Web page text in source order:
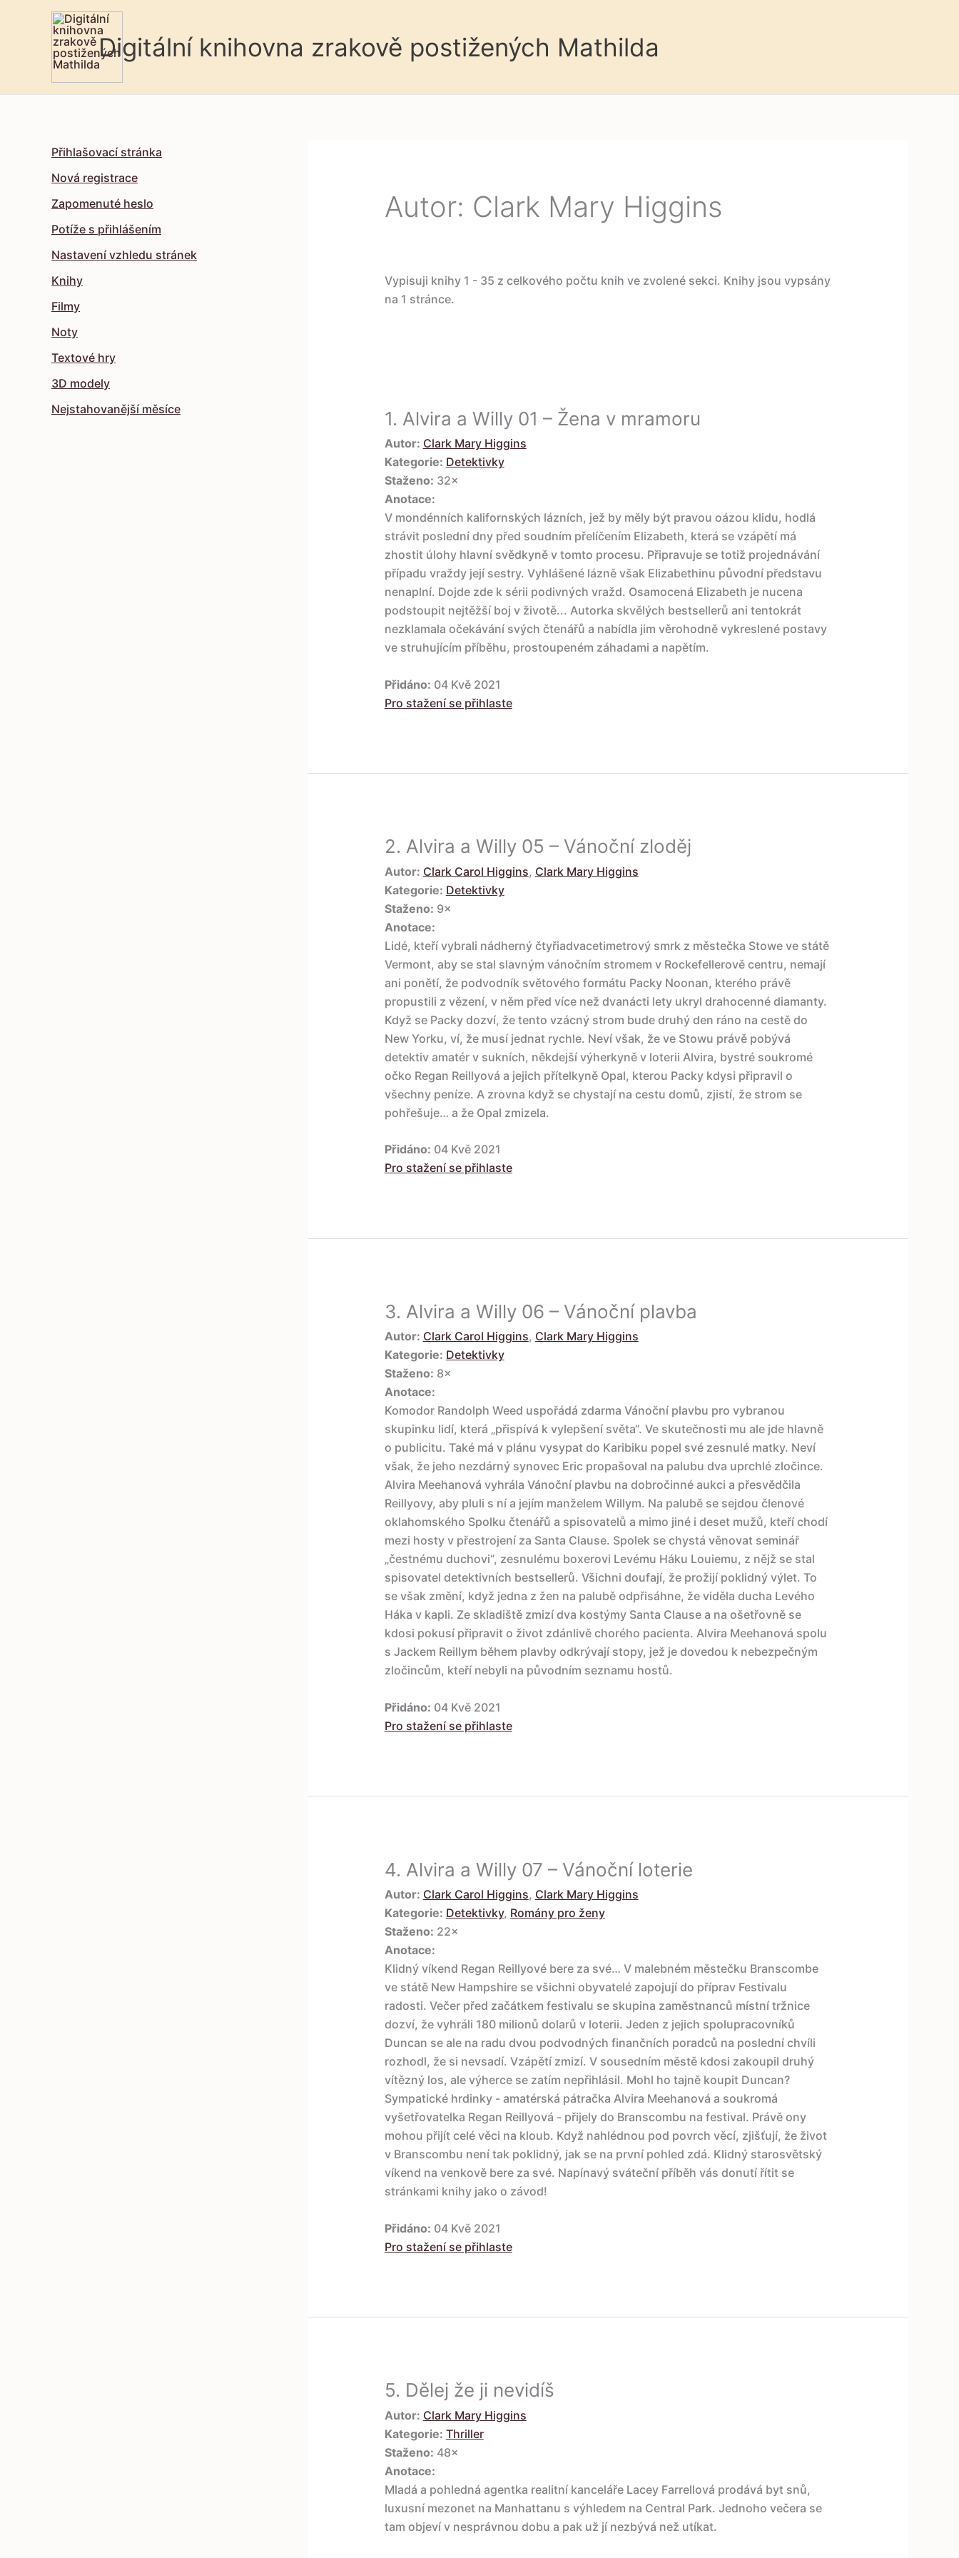
Digitální knihovna zrakově postižených Mathilda
Přihlašovací stránka
Nová registrace
Zapomenuté heslo
Potíže s přihlášením
Nastavení vzhledu stránek
Knihy
Filmy
Noty
Textové hry
3D modely
Nejstahovanější měsíce
Autor: Clark Mary Higgins
Vypisuji knihy 1 - 35 z celkového počtu knih ve zvolené sekci. Knihy jsou vypsány
na 1 stránce.
1. Alvira a Willy 01 – Žena v mramoru
Autor: Clark Mary Higgins
Kategorie: Detektivky
Staženo: 32×
Anotace:
V mondénních kalifornských lázních, jež by měly být pravou oázou klidu, hodlá
strávit poslední dny před soudním přelíčením Elizabeth, která se vzápětí má
zhostit úlohy hlavní svědkyně v tomto procesu. Připravuje se totiž projednávání
případu vraždy její sestry. Vyhlášené lázně však Elizabethinu původní představu
nenaplní. Dojde zde k sérii podivných vražd. Osamocená Elizabeth je nucena
podstoupit nejtěžší boj v životě... Autorka skvělých bestsellerů ani tentokrát
nezklamala očekávání svých čtenářů a nabídla jim věrohodně vykreslené postavy
ve struhujícím příběhu, prostoupeném záhadami a napětím.
Přidáno: 04 Kvě 2021
Pro stažení se přihlaste
2. Alvira a Willy 05 – Vánoční zloděj
Autor: Clark Carol Higgins, Clark Mary Higgins
Kategorie: Detektivky
Staženo: 9×
Anotace:
Lidé, kteří vybrali nádherný čtyřiadvacetimetrový smrk z městečka Stowe ve státě
Vermont, aby se stal slavným vánočním stromem v Rockefellerově centru, nemají
ani ponětí, že podvodník světového formátu Packy Noonan, kterého právě
propustili z vězení, v něm před více než dvanácti lety ukryl drahocenné diamanty.
Když se Packy dozví, že tento vzácný strom bude druhý den ráno na cestě do
New Yorku, ví, že musí jednat rychle. Neví však, že ve Stowu právě pobývá
detektiv amatér v sukních, někdejší výherkyně v loterii Alvira, bystré soukromé
očko Regan Reillyová a jejich přítelkyně Opal, kterou Packy kdysi připravil o
všechny peníze. A zrovna když se chystají na cestu domů, zjistí, že strom se
pohřešuje… a že Opal zmizela.
Přidáno: 04 Kvě 2021
Pro stažení se přihlaste
3. Alvira a Willy 06 – Vánoční plavba
Autor: Clark Carol Higgins, Clark Mary Higgins
Kategorie: Detektivky
Staženo: 8×
Anotace:
Komodor Randolph Weed uspořádá zdarma Vánoční plavbu pro vybranou
skupinku lidí, která „přispívá k vylepšení světa“. Ve skutečnosti mu ale jde hlavně
o publicitu. Také má v plánu vysypat do Karibiku popel své zesnulé matky. Neví
však, že jeho nezdárný synovec Eric propašoval na palubu dva uprchlé zločince.
Alvira Meehanová vyhrála Vánoční plavbu na dobročinné aukci a přesvědčila
Reillyovy, aby pluli s ní a jejím manželem Willym. Na palubě se sejdou členové
oklahomského Spolku čtenářů a spisovatelů a mimo jiné i deset mužů, kteří chodí
mezi hosty v přestrojení za Santa Clause. Spolek se chystá věnovat seminář
„čestnému duchovi“, zesnulému boxerovi Levému Háku Louiemu, z nějž se stal
spisovatel detektivních bestsellerů. Všichni doufají, že prožijí poklidný výlet. To
se však změní, když jedna z žen na palubě odpřisáhne, že viděla ducha Levého
Háka v kapli. Ze skladiště zmizí dva kostýmy Santa Clause a na ošetřovně se
kdosi pokusí připravit o život zdánlivě chorého pacienta. Alvira Meehanová spolu
s Jackem Reillym během plavby odkrývají stopy, jež je dovedou k nebezpečným
zločincům, kteří nebyli na původním seznamu hostů.
Přidáno: 04 Kvě 2021
Pro stažení se přihlaste
4. Alvira a Willy 07 – Vánoční loterie
Autor: Clark Carol Higgins, Clark Mary Higgins
Kategorie: Detektivky, Romány pro ženy
Staženo: 22×
Anotace:
Klidný víkend Regan Reillyové bere za své… V malebném městečku Branscombe
ve státě New Hampshire se všichni obyvatelé zapojují do příprav Festivalu
radosti. Večer před začátkem festivalu se skupina zaměstnanců místní tržnice
dozví, že vyhráli 180 milionů dolarů v loterii. Jeden z jejich spolupracovníků
Duncan se ale na radu dvou podvodných finančních poradců na poslední chvíli
rozhodl, že si nevsadí. Vzápětí zmizí. V sousedním městě kdosi zakoupil druhý
vítězný los, ale výherce se zatím nepřihlásil. Mohl ho tajně koupit Duncan?
Sympatické hrdinky - amatérská pátračka Alvira Meehanová a soukromá
vyšetřovatelka Regan Reillyová - přijely do Branscombu na festival. Právě ony
mohou přijít celé věci na kloub. Když nahlédnou pod povrch věcí, zjišťují, že život
v Branscombu není tak poklidný, jak se na první pohled zdá. Klidný starosvětský
víkend na venkově bere za své. Napínavý sváteční příběh vás donutí řítit se
stránkami knihy jako o závod!
Přidáno: 04 Kvě 2021
Pro stažení se přihlaste
5. Dělej že ji nevidíš
Autor: Clark Mary Higgins
Kategorie: Thriller
Staženo: 48×
Anotace:
Mladá a pohledná agentka realitní kanceláře Lacey Farrellová prodává byt snů,
luxusní mezonet na Manhattanu s výhledem na Central Park. Jednoho večera se
tam objeví v nesprávnou dobu a pak už jí nezbývá než utíkat.